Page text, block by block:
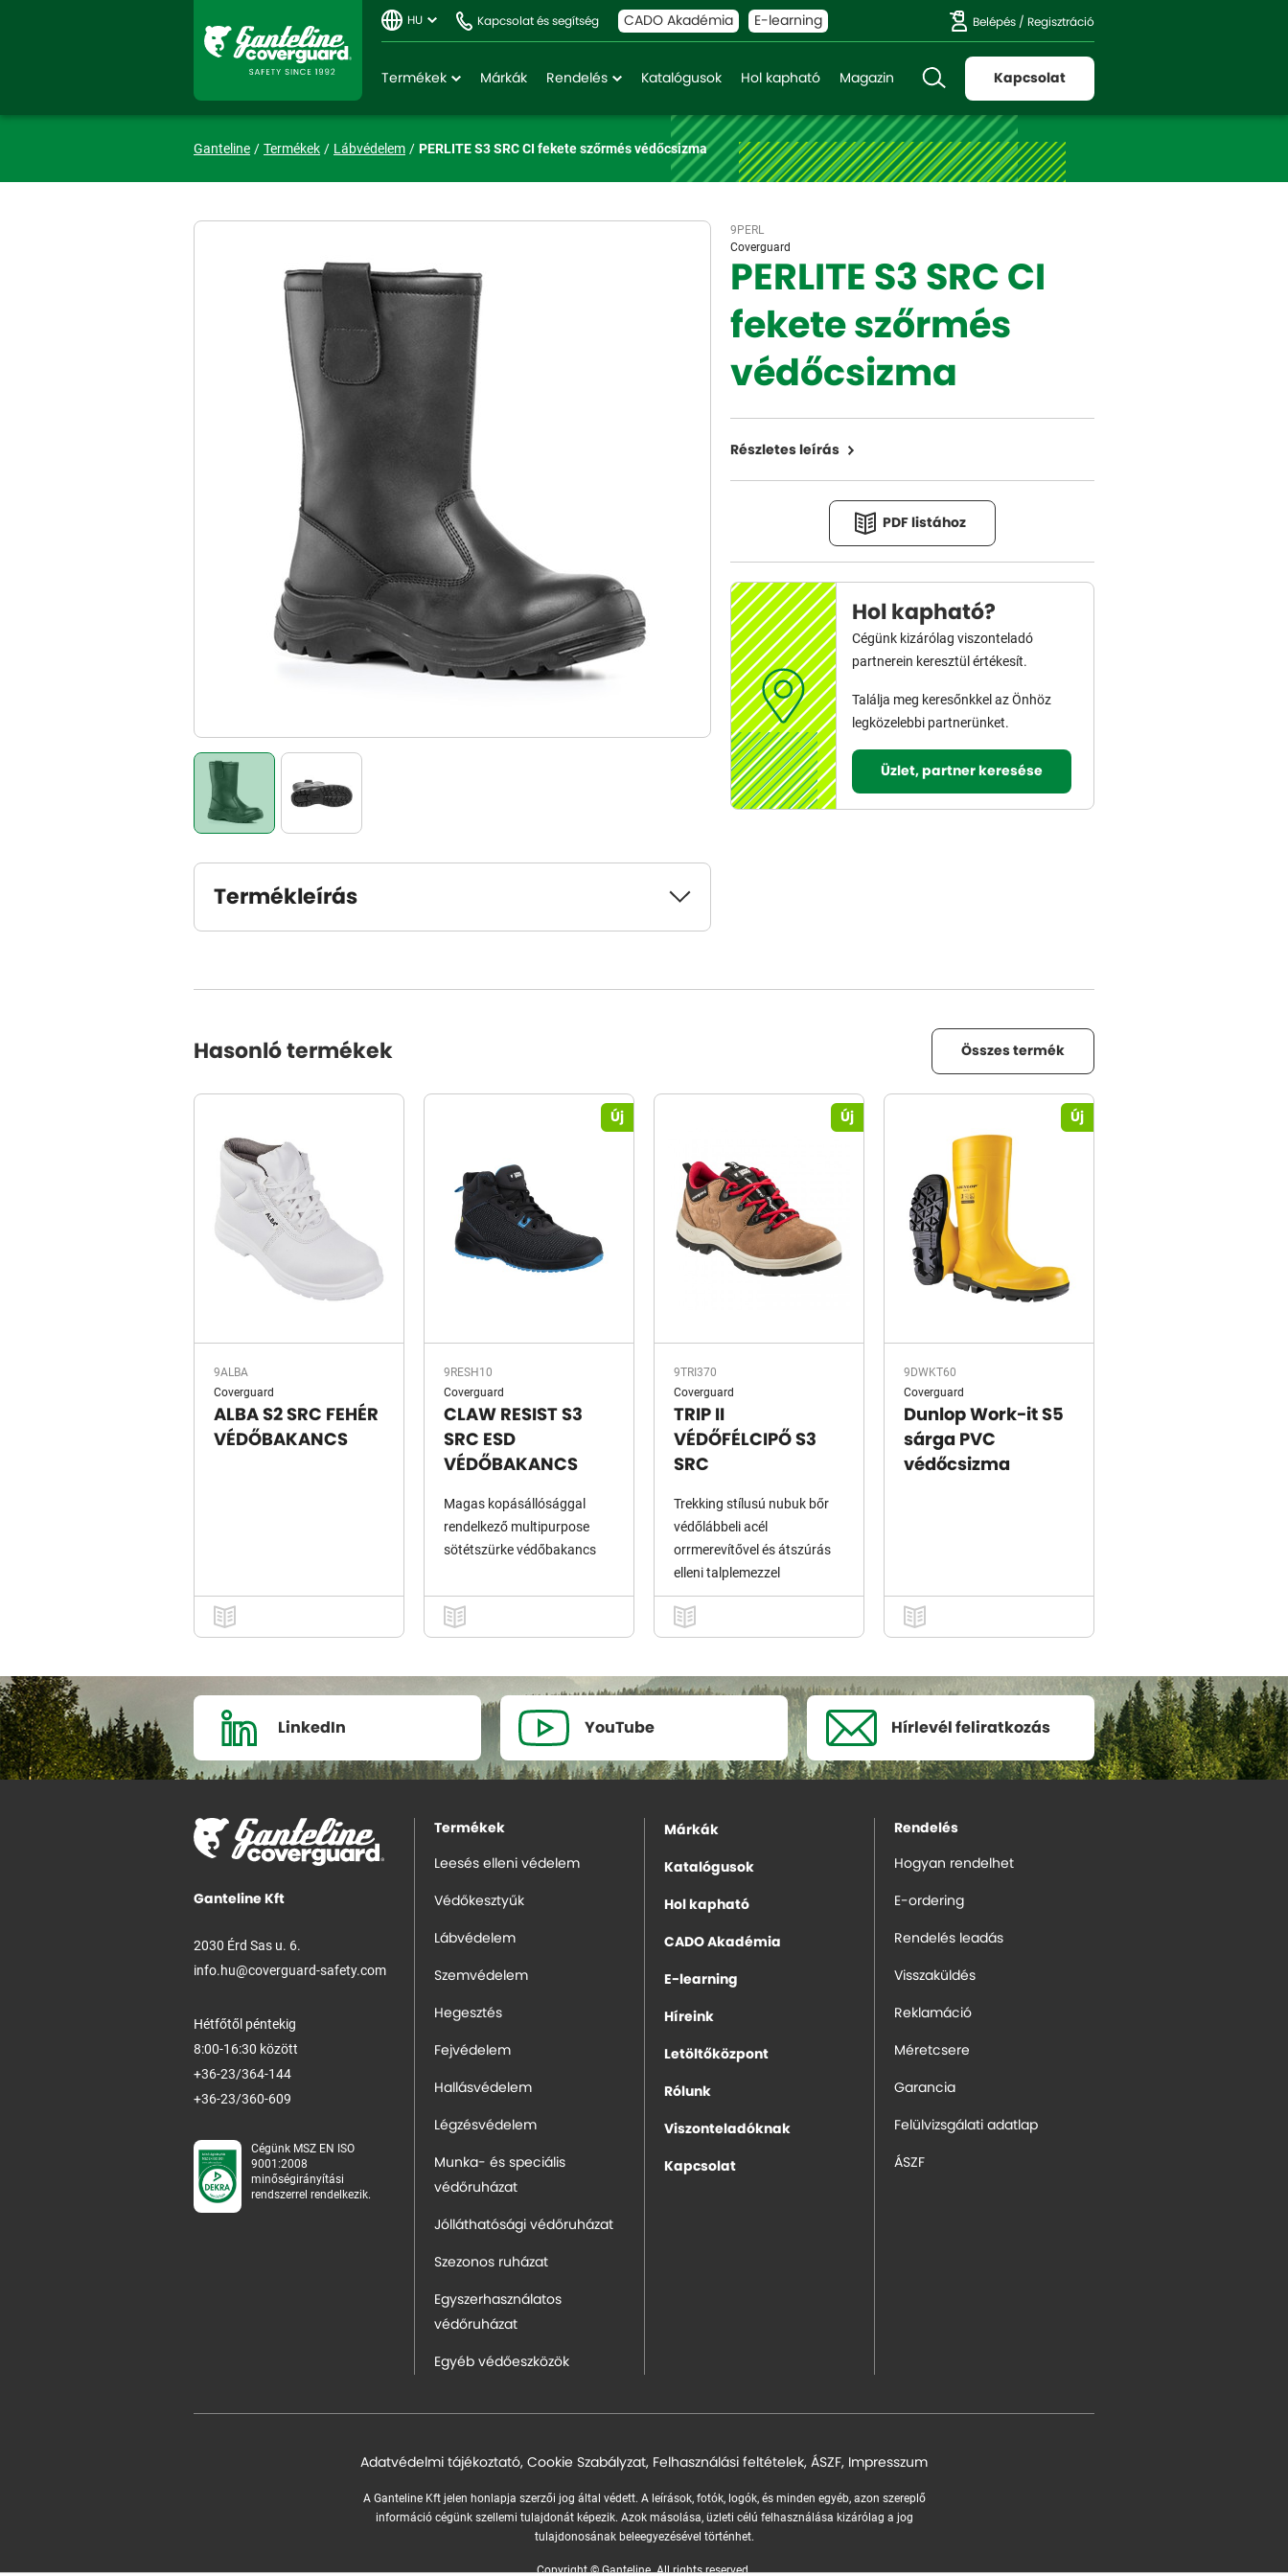
HU Kapcsolat és segítség CADO Akadémia E-learning Belépés / Regisztráció
Termékek Márkák Rendelés Katalógusok Hol kapható Magazin Kapcsolat
Ganteline Termékek Lábvédelem PERLITE S3 SRC CI fekete szőrmés védőcsizma
Termékleírás
9PERL
Coverguard
PERLITE S3 SRC CI
fekete szőrmés
védőcsizma
Részletes leírás
PDF listához
Hol kapható?
Cégünk kizárólag viszonteladó
partnerein keresztül értékesít.
Találja meg keresőnkkel az Önhöz
legközelebbi partnerünket.
Üzlet, partner keresése
Hasonló termékek Összes termék
9ALBA
Coverguard
ALBA S2 SRC FEHÉR
VÉDŐBAKANCS
Új
9RESH10
Coverguard
CLAW RESIST S3
SRC ESD
VÉDŐBAKANCS
Magas kopásállósággal
rendelkező multipurpose
sötétszürke védőbakancs
Új
9TRI370
Coverguard
TRIP II
VÉDŐFÉLCIPŐ S3
SRC
Trekking stílusú nubuk bőr
védőlábbeli acél
orrmerevítővel és átszúrás
elleni talplemezzel
Új
9DWKT60
Coverguard
Dunlop Work-it S5
sárga PVC
védőcsizma
LinkedIn YouTube Hírlevél feliratkozás
Ganteline Kft
2030 Érd Sas u. 6.
info.hu@coverguard-safety.com
Hétfőtől péntekig
8:00-16:30 között
+36-23/364-144
+36-23/360-609
Cégünk MSZ EN ISO
9001:2008
minőségirányítási
rendszerrel rendelkezik.
Termékek
Leesés elleni védelem
Védőkesztyűk
Lábvédelem
Szemvédelem
Hegesztés
Fejvédelem
Hallásvédelem
Légzésvédelem
Munka- és speciális
védőruházat
Jólláthatósági védőruházat
Szezonos ruházat
Egyszerhasználatos
védőruházat
Egyéb védőeszközök
Márkák
Katalógusok
Hol kapható
CADO Akadémia
E-learning
Híreink
Letöltőközpont
Rólunk
Viszonteladóknak
Kapcsolat
Rendelés
Hogyan rendelhet
E-ordering
Rendelés leadás
Visszaküldés
Reklamáció
Méretcsere
Garancia
Felülvizsgálati adatlap
ÁSZF
Adatvédelmi tájékoztató, Cookie Szabályzat, Felhasználási feltételek, ÁSZF, Impresszum
A Ganteline Kft jelen honlapja szerzői jog által védett. A leírások, fotók, logók, és minden egyéb, azon szereplő
információ cégünk szellemi tulajdonát képezik. Azok másolása, üzleti célú felhasználása kizárólag a jog
tulajdonosának beleegyezésével történhet.
Copyright © Ganteline. All rights reserved.